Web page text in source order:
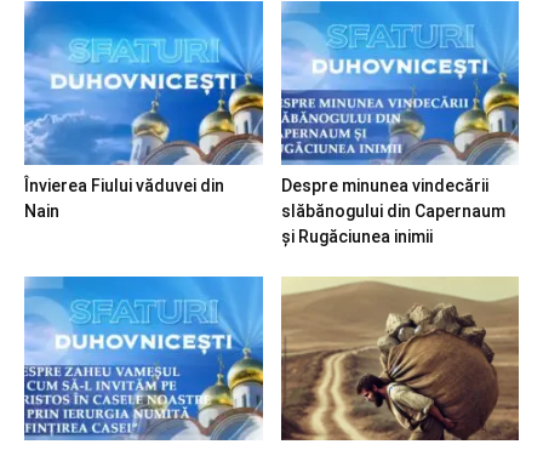
Învierea Fiului văduvei din
Nain
Despre minunea vindecării
slăbănogului din Capernaum
și Rugăciunea inimii